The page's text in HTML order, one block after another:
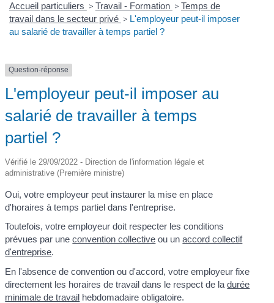
Accueil particuliers > Travail - Formation > Temps de
travail dans le secteur privé > L'employeur peut-il imposer
au salarié de travailler à temps partiel ?
Question-réponse
L'employeur peut-il imposer au
salarié de travailler à temps
partiel ?
Vérifié le 29/09/2022 - Direction de l'information légale et
administrative (Première ministre)
Oui, votre employeur peut instaurer la mise en place
d'horaires à temps partiel dans l'entreprise.
Toutefois, votre employeur doit respecter les conditions
prévues par uneconvention collective ou unaccord collectif
d'entreprise.
En l'absence de convention ou d'accord, votre employeur fixe
directement les horaires de travail dans le respect de ladurée
minimale de travail hebdomadaire obligatoire.